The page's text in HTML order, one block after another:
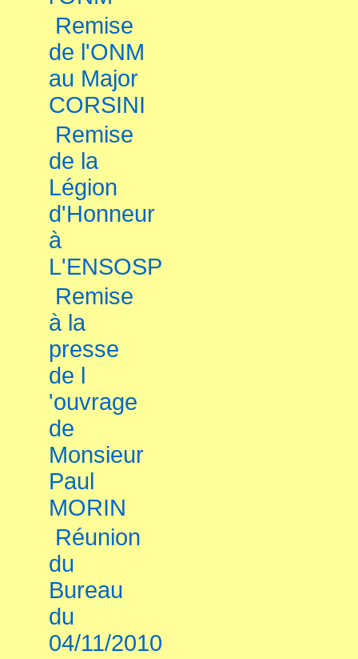
Remise
de l'ONM
au Major
CORSINI
Remise
de la
Légion
d'Honneur
à
L'ENSOSP
Remise
à la
presse
de l
'ouvrage
de
Monsieur
Paul
MORIN
Réunion
du
Bureau
du
04/11/2010